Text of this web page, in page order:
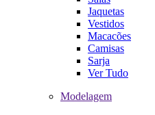
Jaquetas
Vestidos
Macacões
Camisas
Sarja
Ver Tudo
Modelagem